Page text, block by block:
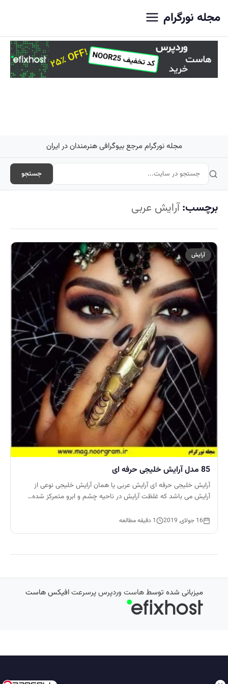
مجله نورگرام
مجله نورگرام مرجع بیوگرافی هنرمندان در ایران
جستجو
برچسب:آرایش عربی
آرایش
85 مدل آرایش خلیجی حرفه ای
آرایش خلیجی حرفه ای آرایش عربی یا همان آرایش خلیجی نوعی از
آرایش می باشد که غلظت آرایش در ناحیه چشم و ابرو متمرکز شده…
16 جولای, 2019 1 دقیقه مطالعه
میزبانی شده توسطهاست وردپرس پرسرعتافیکس هاست